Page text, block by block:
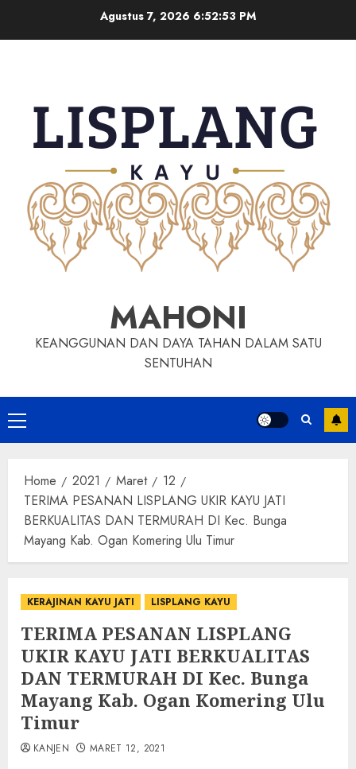
Agustus 7, 2026 6:52:54 PM
MAHONI
KEANGGUNAN DAN DAYA TAHAN DALAM SATU
SENTUHAN
Home 2021 Maret
12
TERIMA PESANAN LISPLANG UKIR KAYU JATI
BERKUALITAS DAN TERMURAH DI Kec. Bunga
Mayang Kab. Ogan Komering Ulu Timur
KERAJINAN KAYU JATI LISPLANG KAYU
TERIMA PESANAN LISPLANG
UKIR KAYU JATI BERKUALITAS
DAN TERMURAH DI Kec. Bunga
Mayang Kab. Ogan Komering Ulu
Timur
KANJEN MARET 12, 2021